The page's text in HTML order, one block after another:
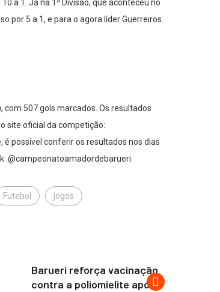
a 1. Já na 1ª Divisão, que aconteceu no
por 5 a 1, e para o agora líder Guerreiros
507 gols marcados. Os resultados
site oficial da competição:
é possível conferir os resultados nos dias
@campeonatoamadordebarueri.
Futebol jogos
Barueri reforça vacinação
contra a poliomielite após...